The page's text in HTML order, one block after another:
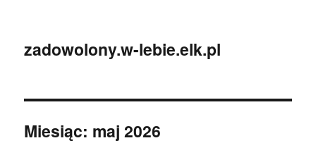
zadowolony.w-lebie.elk.pl
Miesiąc: maj 2026